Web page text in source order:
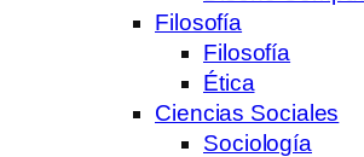
Filosofía
Filosofía
Ética
Ciencias Sociales
Sociología